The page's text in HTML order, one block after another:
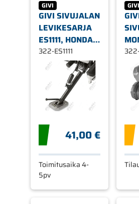
GIVI
GIVI SIVUJALAN
LEVIKESARJA
ES1111, HONDA
USEITA
MALLEJA
322-ES1111
41,00 €
Toimitusaika 4-
5pv
GIVI